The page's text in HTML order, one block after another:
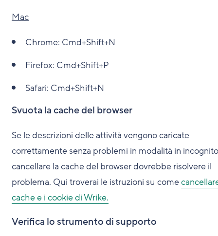
Mac
Chrome: Cmd+Shift+N
Firefox: Cmd+Shift+P
Safari: Cmd+Shift+N
Svuota la cache del browser
Se le descrizioni delle attività vengono caricate
correttamente senza problemi in modalità in
cancellare la cache del browser dovrebbe risolvere il
problema. Qui troverai le istruzioni su come
cache e i cookie di Wrike.
Verifica lo strumento di supporto